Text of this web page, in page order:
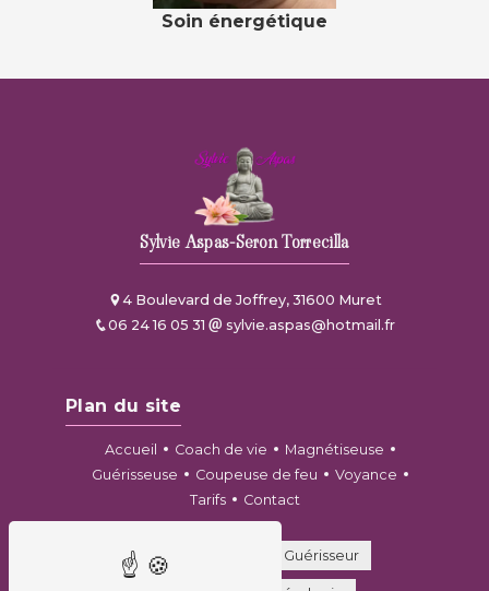
Soin énergétique
Sylvie Aspas-Seron Torrecilla
4 Boulevard de Joffrey, 31600 Muret
06 24 16 05 31
sylvie.aspas@hotmail.fr
Plan du site
Accueil Coach de vie
Magnétiseuse
Guérisseuse
Coupeuse de feu
Voyance
Tarifs
Contact
Coupeur de feu Guérisseur